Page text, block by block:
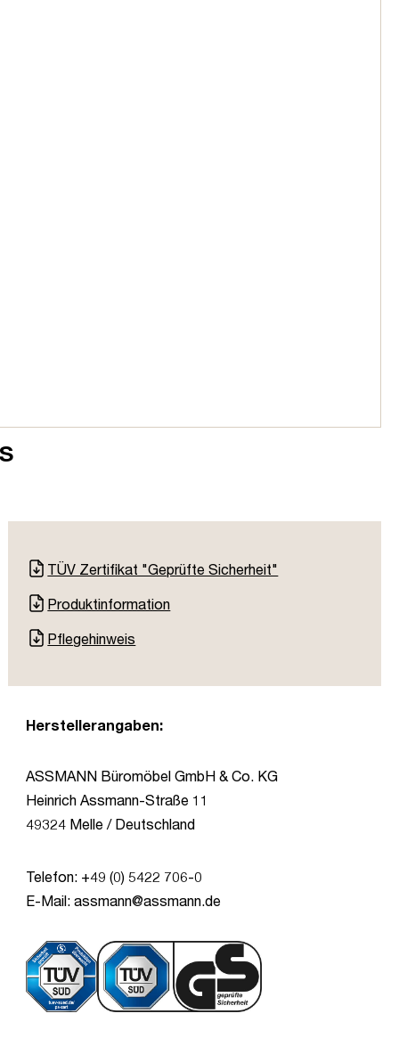
TÜV Zertifikat "Geprüfte Sicherheit"
Produktinformation
Pflegehinweis
Herstellerangaben:
ASSMANN Büromöbel GmbH & Co. KG
Heinrich Assmann-Straße 11
49324 Melle / Deutschland
Telefon: +49 (0) 5422 706-0
E-Mail: assmann@assmann.de